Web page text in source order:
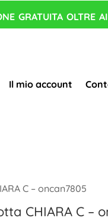
gratuita oltre
Il mio account
C – oncan7805
CHIARA C –